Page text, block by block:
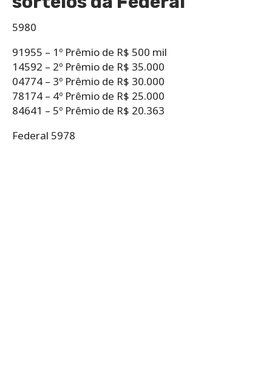
5980
91955 – 1º Prêmio de R$ 500 mil
14592 – 2º Prêmio de R$ 35.000
04774 – 3º Prêmio de R$ 30.000
78174 – 4º Prêmio de R$ 25.000
84641 – 5º Prêmio de R$ 20.363
Federal 5978